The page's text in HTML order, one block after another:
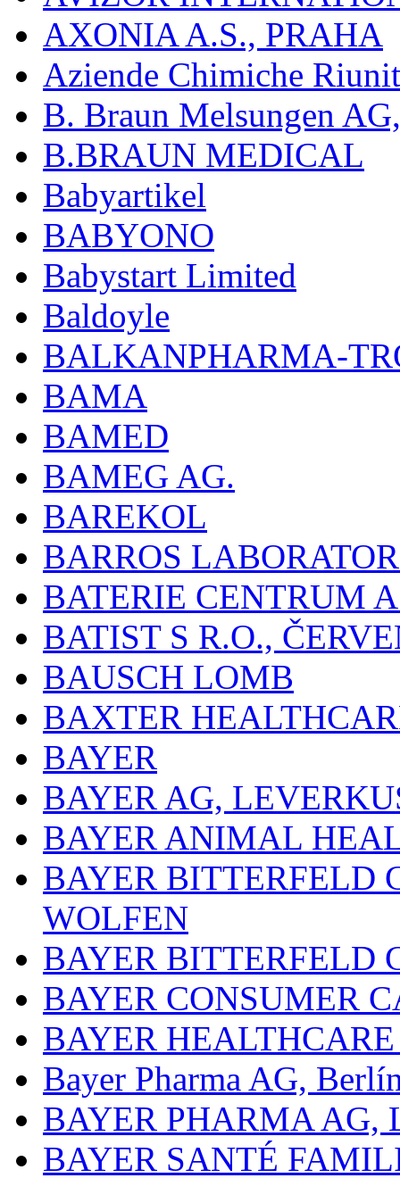
AXONIA A.S., PRAHA
Aziende Chimiche
B. Braun Melsungen
B.BRAUN MEDICAL
Babyartikel
BABYONO
Babystart Limited
Baldoyle
BALKANPHARMA-
BAMA
BAMED
BAMEG AG.
BAREKOL
BARROS
BATERIE CENTRUM
BATIST S R.O.,
BAUSCH LOMB
BAXTER
BAYER
BAYER AG,
BAYER ANIMAL
BAYER BITTERFELD
WOLFEN
BAYER BITTERFELD
BAYER CONSUMER
BAYER
Bayer Pharma AG,
BAYER PHARMA AG,
BAYER SANTÉ